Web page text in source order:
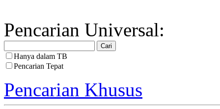
Pencarian Universal:
Hanya dalam TB
Pencarian Tepat
Pencarian Khusus